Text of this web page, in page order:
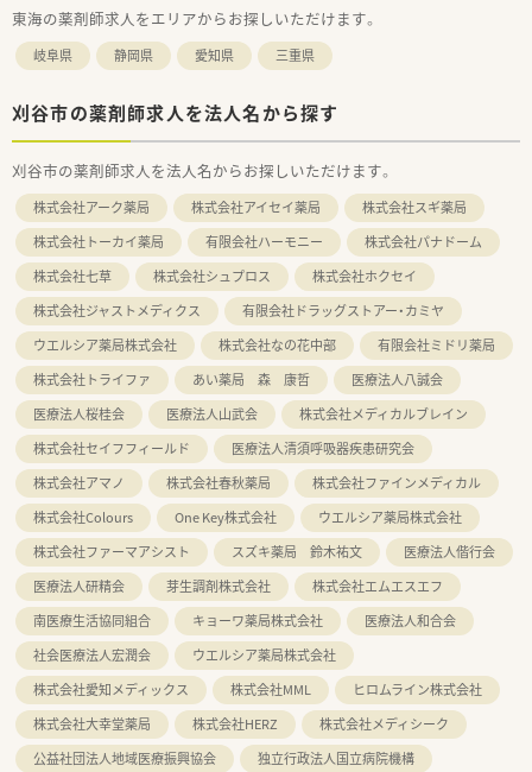
東海の薬剤師求人をエリアからお探しいただけます。
岐阜県 静岡県 愛知県 三重県
刈谷市の薬剤師求人を法人名から探す
刈谷市の薬剤師求人を法人名からお探しいただけます。
株式会社アーク薬局 株式会社アイセイ薬局
株式会社スギ薬局
株式会社トーカイ薬局
有限会社ハーモニー
株式会社パナドーム
株式会社七草
株式会社シュプロス
株式会社ホクセイ
株式会社ジャストメディクス
有限会社ドラッグストアー・カミヤ
ウエルシア薬局株式会社
株式会社なの花中部
有限会社ミドリ薬局
株式会社トライファ
あい薬局 森 康哲
医療法人八誠会
医療法人桜桂会
医療法人山武会
株式会社メディカルブレイン
株式会社セイフフィールド
医療法人清須呼吸器疾患研究会
株式会社アマノ
株式会社春秋薬局
株式会社ファインメディカル
株式会社Colours
One Key株式会社
ウエルシア薬局株式会社
株式会社ファーマアシスト
スズキ薬局 鈴木祐文
医療法人偕行会
医療法人研精会
芽生調剤株式会社
株式会社エムエスエフ
南医療生活協同組合
キョーワ薬局株式会社
医療法人和合会
社会医療法人宏潤会
ウエルシア薬局株式会社
株式会社愛知メディックス
株式会社MML
ヒロムライン株式会社
株式会社大幸堂薬局
株式会社HERZ
株式会社メディシーク
公益社団法人地域医療振興協会
独立行政法人国立病院機構